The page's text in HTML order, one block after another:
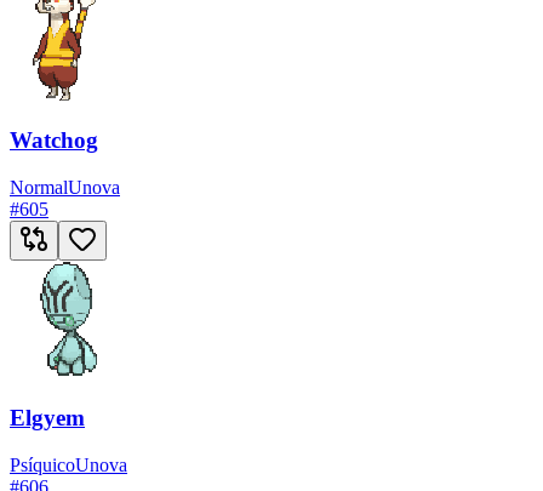
Watchog
NormalUnova
#605
Elgyem
PsíquicoUnova
#606